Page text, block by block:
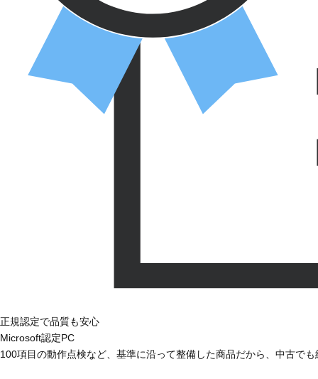
正規認定で品質も安心
Microsoft認定PC
100項目の動作点検など、基準に沿って整備した商品だから、中古で